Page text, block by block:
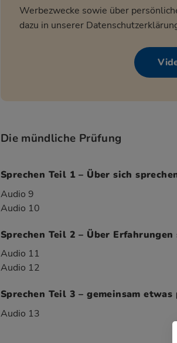
Werbezwecke sowie über
dazu in unserer
Die mündliche Prüfung
Sprechen Teil 1 – Über sich
Audio 9
Audio 10
Sprechen Teil 2 – Über Erfahrungen
Audio 11
Audio 12
Sprechen Teil 3 – gemeinsam etwas
Audio 13